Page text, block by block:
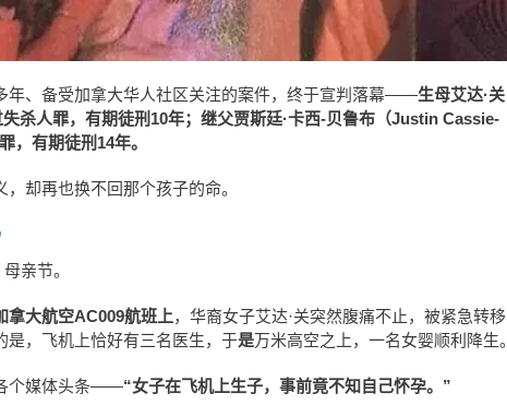
年、备受加拿大华人社区关注的案件，终于宣判落幕——生母艾达·关
失杀人罪，有期徒刑10年；继父贾斯廷·卡西-贝鲁布（Justin Cassie-
，有期徒刑14年。
却再也换不回那个孩子的命。
亲节。
拿大航空AC009航班上，华裔女子艾达·关突然腹痛不止，被紧急转移
是，飞机上恰好有三名医生，于是万米高空之上，一名女婴顺利降生。
个媒体头条——“女子在飞机上生子，事前竟不知自己怀孕。”